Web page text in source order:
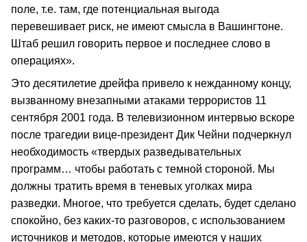
поле, т.е. там, где потенциальная выгода
перевешивает риск, не имеют смысла в Вашингтоне.
Штаб решил говорить первое и последнее слово в
операциях».
Это десятилетие дрейфа привело к нежданному концу,
вызванному внезапными атаками террористов 11
сентября 2001 года. В телевизионном интервью вскоре
после трагедии вице-президент Дик Чейни подчеркнул
необходимость «твердых разведывательных
программ… чтобы работать с темной стороной. Мы
должны тратить время в теневых уголках мира
разведки. Многое, что требуется сделать, будет сделано
спокойно, без каких-то разговоров, с использованием
источников и методов, которые имеются у наших